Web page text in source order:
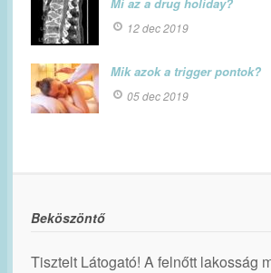
12 dec 2019
Mik azok a trigger pontok?
05 dec 2019
Beköszöntő
Tisztelt Látogató! A felnőtt lakosság